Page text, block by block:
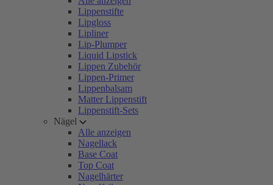
Lippenstifte
Lipgloss
Lipliner
Lip-Plumper
Liquid Lipstick
Lippen Zubehör
Lippen-Primer
Lippenbalsam
Matter Lippenstift
Lippenstift-Sets
Nägel
Alle anzeigen
Nagellack
Base Coat
Top Coat
Nagelhärter